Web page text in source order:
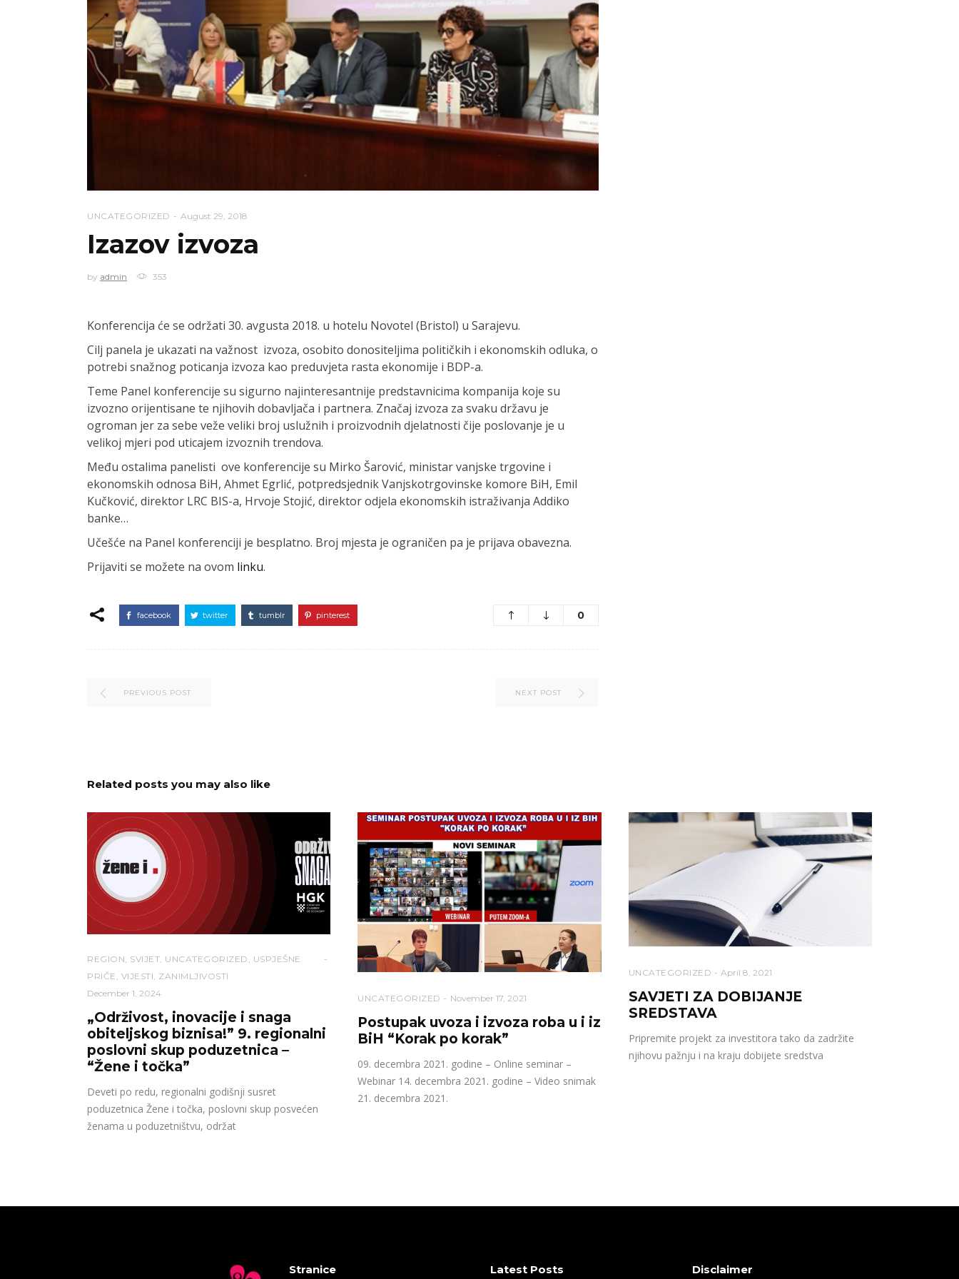
UNCATEGORIZED August 29, 2018
Izazov izvoza
by admin 353
Konferencija će se održati 30. avgusta 2018. u hotelu Novotel (Bristol) u Sarajevu.
Cilj panela je ukazati na važnost izvoza, osobito donositeljima političkih i ekonomskih odluka, o
potrebi snažnog poticanja izvoza kao preduvjeta rasta ekonomije i BDP-a.
Teme Panel konferencije su sigurno najinteresantnije predstavnicima kompanija koje su
izvozno orijentisane te njihovih dobavljača i partnera. Značaj izvoza za svaku državu je
ogroman jer za sebe veže veliki broj uslužnih i proizvodnih djelatnosti čije poslovanje je u
velikoj mjeri pod uticajem izvoznih trendova.
Među ostalima panelisti ove konferencije su Mirko Šarović, ministar vanjske trgovine i
ekonomskih odnosa BiH, Ahmet Egrlić, potpredsjednik Vanjskotrgovinske komore BiH, Emil
Kučković, direktor LRC BIS-a, Hrvoje Stojić, direktor odjela ekonomskih istraživanja Addiko
banke…
Učešće na Panel konferenciji je besplatno. Broj mjesta je ograničen pa je prijava obavezna.
Prijaviti se možete na ovom linku.
facebook twitter tumblr pinterest 0
PREVIOUS POST NEXT POST
Related posts you may also like
REGION, SVIJET, UNCATEGORIZED , USPJEŠNE
PRIČE , VIJESTI, ZANIMLJIVOSTI
December 1, 2024
„Održivost, inovacije i snaga
obiteljskog biznisa!” 9. regionalni
poslovni skup poduzetnica –
“Žene i točka”
Deveti po redu, regionalni godišnji susret
poduzetnica Žene i točka, poslovni skup posvećen
ženama u poduzetništvu, održat
UNCATEGORIZED November 17, 2021
Postupak uvoza i izvoza roba u i iz
BiH “Korak po korak”
09. decembra 2021. godine – Online seminar –
Webinar 14. decembra 2021. godine – Video snimak
21. decembra 2021.
UNCATEGORIZED April 8, 2021
SAVJETI ZA DOBIJANJE
SREDSTAVA
Pripremite projekt za investitora tako da zadržite
njihovu pažnju i na kraju dobijete sredstva
Stranice Latest Posts Disclaimer